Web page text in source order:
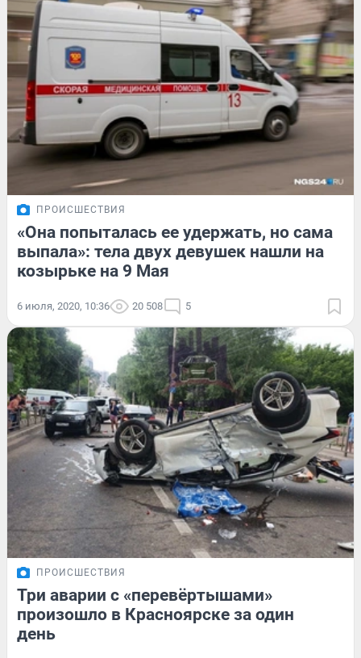
ПРОИСШЕСТВИЯ
«Она попыталась ее удержать, но сама
выпала»: тела двух девушек нашли на
козырьке на 9 Мая
6 июля, 2020, 10:36 20 508 5
ПРОИСШЕСТВИЯ
Три аварии с «перевёртышами»
произошло в Красноярске за один
день